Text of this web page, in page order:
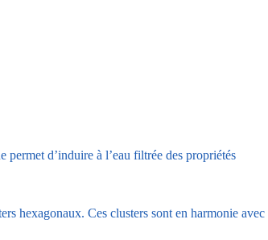
d’induire à l’eau filtrée des propriétés
hexagonaux. Ces clusters sont en harmonie avec